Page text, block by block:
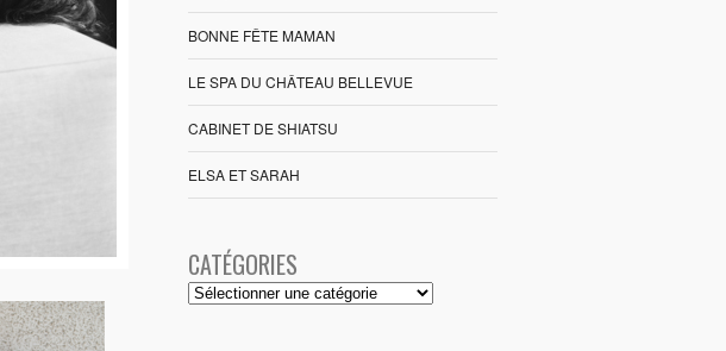
BONNE FÊTE MAMAN
LE SPA DU CHÂTEAU BELLEVUE
CABINET DE SHIATSU
ELSA ET SARAH
CATÉGORIES
Catégories